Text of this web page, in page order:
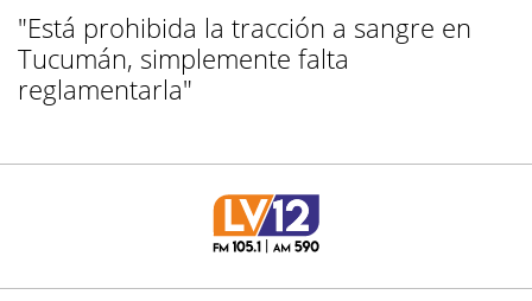
"Está prohibida la tracción a sangre en
Tucumán, simplemente falta
reglamentarla"